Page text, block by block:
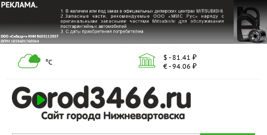
°С
$ - 81.41 ₽
€ - 94.06 ₽